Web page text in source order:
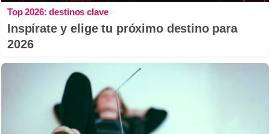
Top 2026: destinos clave
Inspírate y elige tu próximo destino para
2026